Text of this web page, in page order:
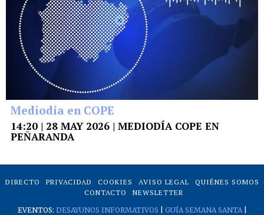
Mediodía en COPE
14:20 | 28 MAY 2026 | MEDIODÍA COPE EN
PEÑARANDA
DIRECTO PRIVACIDAD COOKIES AVISO LEGAL
QUIÉNES SOMOS
CONTACTO
NEWSLETTER
EVENTOS: DESAYUNOS INFORMATIVOS GUÍA SEMANA SANTA|